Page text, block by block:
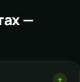
—